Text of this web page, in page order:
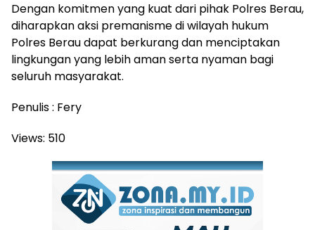
Dengan komitmen yang kuat dari pihak Polres Berau,
diharapkan aksi premanisme di wilayah hukum
Polres Berau dapat berkurang dan menciptakan
lingkungan yang lebih aman serta nyaman bagi
seluruh masyarakat.
Penulis : Fery
Views: 510